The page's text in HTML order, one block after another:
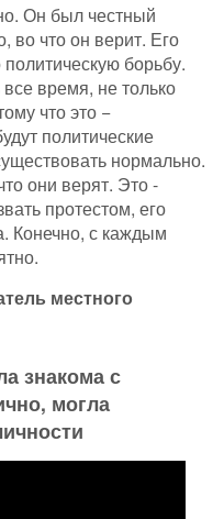
Он был честный
во что он верит. Его
борьбу.
время, не только
что это −
политические
нормально.
они верят. Это -
протестом, его
Конечно, с каждым
местного
знакома с
могла